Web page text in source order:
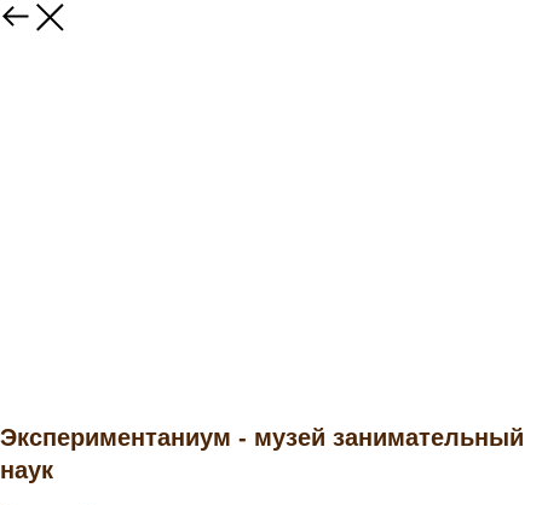
Экспериментаниум - музей занимательный
наук